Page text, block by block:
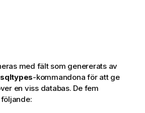
med fält som genererats av
sqltypes-kommandona för att ge
en viss databas. De fem